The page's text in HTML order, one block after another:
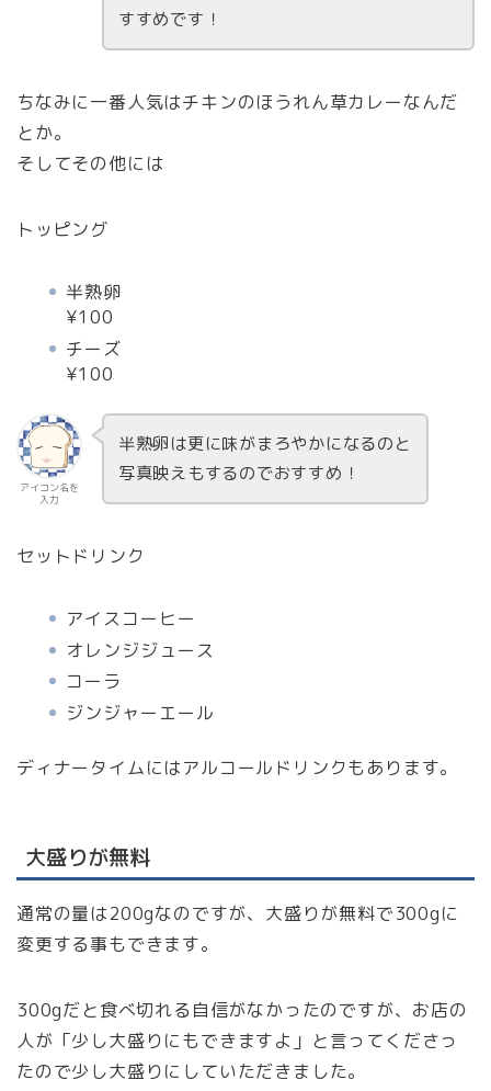
すすめです！
ちなみに一番人気はチキンのほうれん草カレーなんだ
とか。
そしてその他には
トッピング
半熟卵
¥100
チーズ
¥100
アイコン名を
入力
半熟卵は更に味がまろやかになるのと
写真映えもするのでおすすめ！
セットドリンク
アイスコーヒー
オレンジジュース
コーラ
ジンジャーエール
ディナータイムにはアルコールドリンクもあります。
大盛りが無料
通常の量は200gなのですが、大盛りが無料で300gに
変更する事もできます。
300gだと食べ切れる自信がなかったのですが、お店の
人が「少し大盛りにもできますよ」と言ってくださっ
たので少し大盛りにしていただきました。